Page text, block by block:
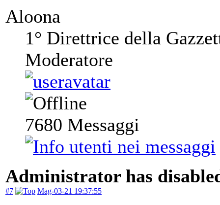
Aloona
1° Direttrice della
Moderatore
7680 Messaggi
Administrator has
#7 Mag-03-21 19:37:55